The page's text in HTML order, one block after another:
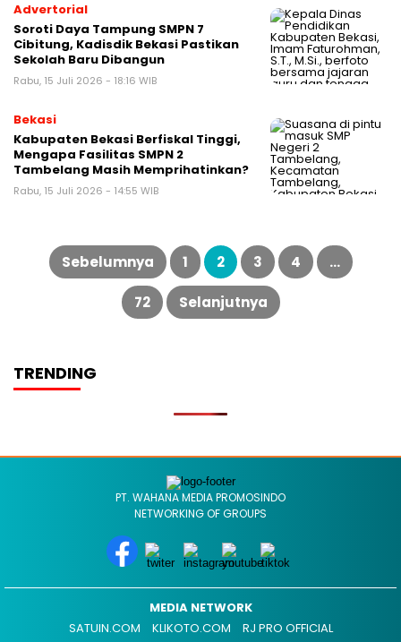
Advertorial
Soroti Daya Tampung SMPN 7
Cibitung, Kadisdik Bekasi Pastikan
Sekolah Baru Dibangun
Rabu, 15 Juli 2026 - 18:16 WIB
Bekasi
Kabupaten Bekasi Berfiskal Tinggi,
Mengapa Fasilitas SMPN 2
Tambelang Masih Memprihatinkan?
Rabu, 15 Juli 2026 - 14:55 WIB
Paginasi
posSebelumnya 1 2 3 4 …
72 Selanjutnya
TRENDING
PT. WAHANA MEDIA PROMOSINDO
NETWORKING OF GROUPS
MEDIA NETWORK
SATUIN.COM
KLIKOTO.COM
RJ PRO OFFICIAL